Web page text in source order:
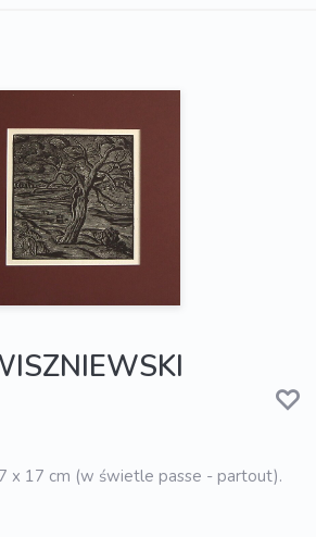
x 17 cm (w świetle passe - partout).